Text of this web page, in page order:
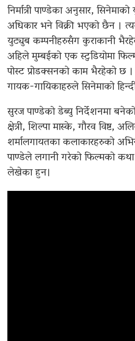
निर्मात्री पाण्डेका अनुसार,
अधिकार भने विक्री भएको छैन ।
युट्युब कम्पनीहरुसँग कुराकानी
अहिले मुम्बईको एक स्टुडियोमा
पोस्ट प्रोडक्सनको काम भैरहेको छ ।
गायक-गायिकाहरुले सिनेमाको
सुरज पाण्डेको डेब्यु निर्देशनमा बनेको
क्षेत्री, शिल्पा मास्के, गौरव विष्ट,
शर्मालगायतका कलाकारहरुको
पाण्डेले लगानी गरेको फिल्मको
लेखेका हुन।